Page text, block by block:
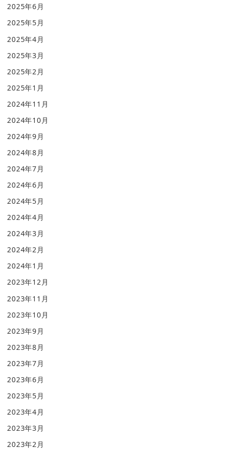
2025年6月
2025年5月
2025年4月
2025年3月
2025年2月
2025年1月
2024年11月
2024年10月
2024年9月
2024年8月
2024年7月
2024年6月
2024年5月
2024年4月
2024年3月
2024年2月
2024年1月
2023年12月
2023年11月
2023年10月
2023年9月
2023年8月
2023年7月
2023年6月
2023年5月
2023年4月
2023年3月
2023年2月